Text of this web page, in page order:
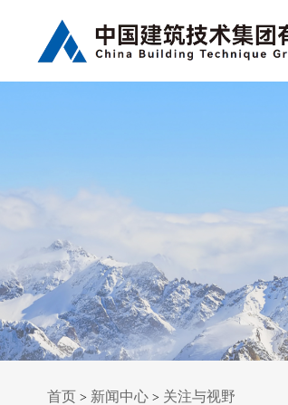
首页 > 新闻中心 > 关注与视野